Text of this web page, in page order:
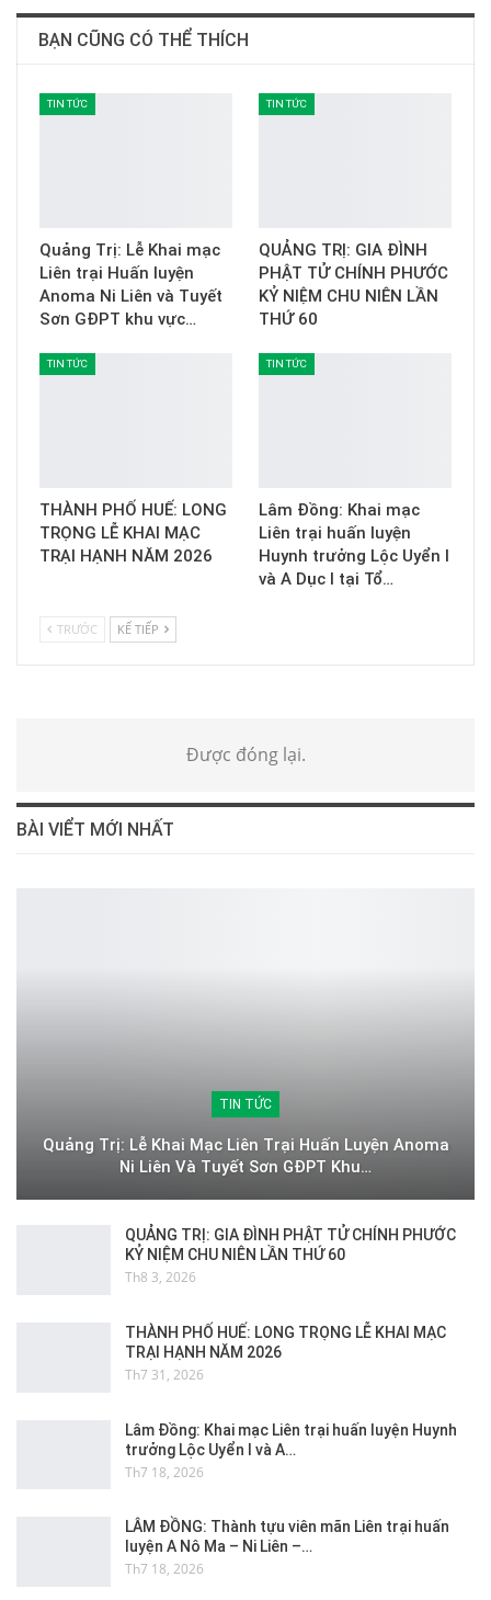
BẠN CŨNG CÓ THỂ THÍCH
TIN TỨC
Quảng Trị: Lễ Khai mạc
Liên trại Huấn luyện
Anoma Ni Liên và Tuyết
Sơn GĐPT khu vực…
TIN TỨC
QUẢNG TRỊ: GIA ĐÌNH
PHẬT TỬ CHÍNH PHƯỚC
KỶ NIỆM CHU NIÊN LẦN
THỨ 60
TIN TỨC
THÀNH PHỐ HUẾ: LONG
TRỌNG LỄ KHAI MẠC
TRẠI HẠNH NĂM 2026
TIN TỨC
Lâm Đồng: Khai mạc
Liên trại huấn luyện
Huynh trưởng Lộc Uyển I
và A Dục I tại Tổ…
TRƯỚC KẾ TIẾP
Được đóng lại.
BÀI VIỂT MỚI NHẤT
TIN TỨC
Quảng Trị: Lễ Khai Mạc Liên Trại Huấn Luyện Anoma
Ni Liên Và Tuyết Sơn GĐPT Khu…
QUẢNG TRỊ: GIA ĐÌNH PHẬT TỬ CHÍNH PHƯỚC
KỶ NIỆM CHU NIÊN LẦN THỨ 60
Th8 3, 2026
THÀNH PHỐ HUẾ: LONG TRỌNG LỄ KHAI MẠC
TRẠI HẠNH NĂM 2026
Th7 31, 2026
Lâm Đồng: Khai mạc Liên trại huấn luyện Huynh
trưởng Lộc Uyển I và A…
Th7 18, 2026
LÂM ĐỒNG: Thành tựu viên mãn Liên trại huấn
luyện A Nô Ma – Ni Liên –…
Th7 18, 2026